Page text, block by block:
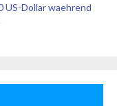
Dollar waehrend